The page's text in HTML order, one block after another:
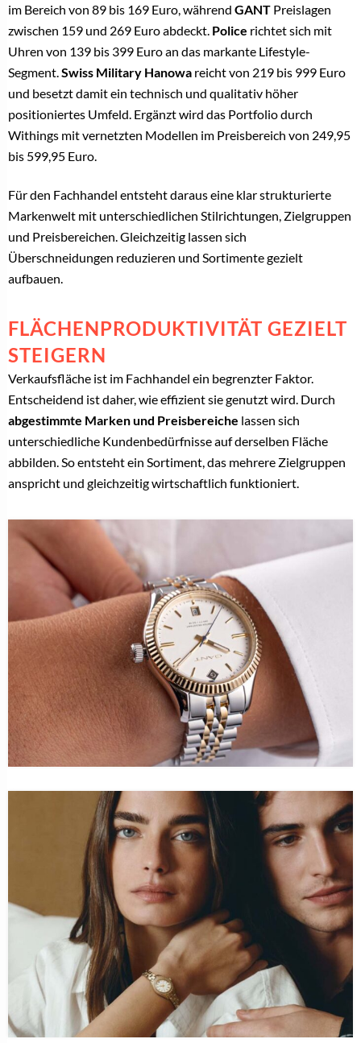
im Bereich von 89 bis 169 Euro, während GANT Preislagen
zwischen 159 und 269 Euro abdeckt. Police richtet sich mit
Uhren von 139 bis 399 Euro an das markante Lifestyle-
Segment.Swiss Military Hanowa reicht von 219 bis 999 Euro
und besetzt damit ein technisch und qualitativ höher
positioniertes Umfeld. Ergänzt wird das Portfolio durch
Withings mit vernetzten Modellen im Preisbereich von 249,95
bis 599,95 Euro.
Für den Fachhandel entsteht daraus eine klar strukturierte
Markenwelt mit unterschiedlichen Stilrichtungen, Zielgruppen
und Preisbereichen. Gleichzeitig lassen sich
Überschneidungen reduzieren und Sortimente gezielt
aufbauen.
FLÄCHENPRODUKTIVITÄT GEZIELT
STEIGERN
Verkaufsfläche ist im Fachhandel ein begrenzter Faktor.
Entscheidend ist daher, wie effizient sie genutzt wird. Durch
abgestimmte Marken und Preisbereiche lassen sich
unterschiedliche Kundenbedürfnisse auf derselben Fläche
abbilden. So entsteht ein Sortiment, das mehrere Zielgruppen
anspricht und gleichzeitig wirtschaftlich funktioniert.